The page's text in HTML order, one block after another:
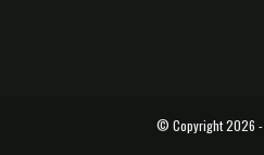
© Copyright2026 -